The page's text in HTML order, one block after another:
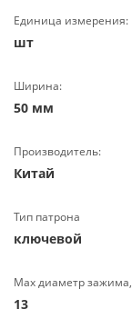
Единица измерения:
шт
Ширина:
50 мм
Производитель:
Китай
Тип патрона
ключевой
Max диаметр
13